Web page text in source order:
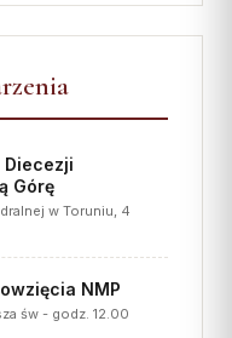
Diecezji
Górę
w Toruniu, 4
NMP
św - godz. 12.00